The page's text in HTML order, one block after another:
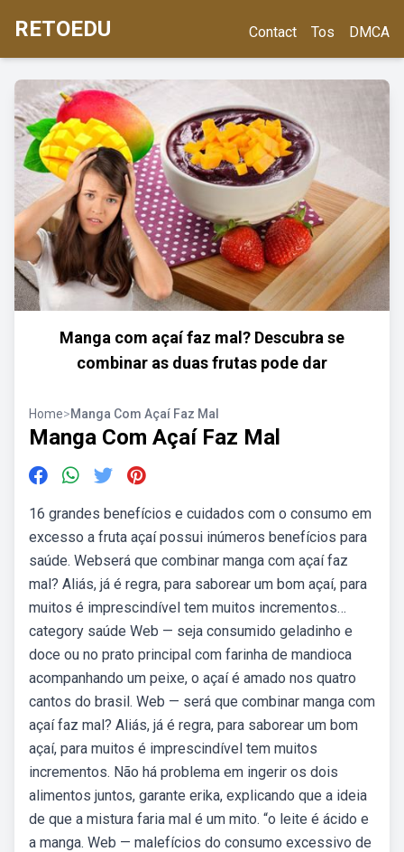
RETOEDU Contact Tos DMCA
Manga com açaí faz mal? Descubra se
combinar as duas frutas pode dar
Home>Manga Com Açaí Faz Mal
Manga Com Açaí Faz Mal
16 grandes benefícios e cuidados com o consumo em
excesso a fruta açaí possui inúmeros benefícios para
saúde. Webserá que combinar manga com açaí faz
mal? Aliás, já é regra, para saborear um bom açaí, para
muitos é imprescindível tem muitos incrementos…
category saúde Web — seja consumido geladinho e
doce ou no prato principal com farinha de mandioca
acompanhando um peixe, o açaí é amado nos quatro
cantos do brasil. Web — será que combinar manga com
açaí faz mal? Aliás, já é regra, para saborear um bom
açaí, para muitos é imprescindível tem muitos
incrementos. Não há problema em ingerir os dois
alimentos juntos, garante erika, explicando que a ideia
de que a mistura faria mal é um mito. “o leite é ácido e
a manga. Web — malefícios do consumo excessivo de